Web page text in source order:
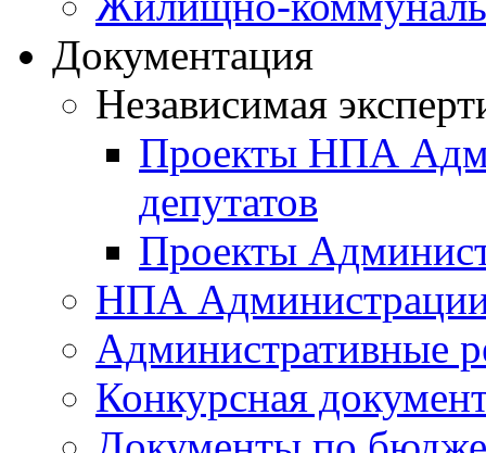
Документация
Независимая
Проекты НПА
депутатов
Проекты
НПА
Административные
Конкурсная